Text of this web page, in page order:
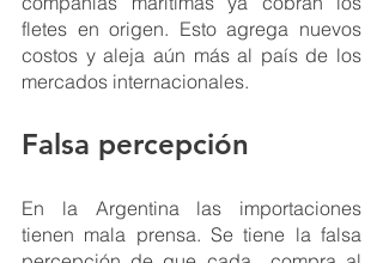
fletes en origen. Esto agrega nuevos
costos y aleja aún más al país de los
mercados internacionales.
Falsa percepción
En la Argentina las importaciones
tienen mala prensa. Se tiene la falsa